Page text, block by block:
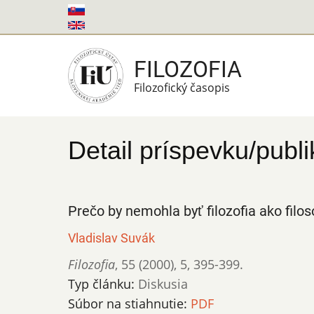
na
FILOZOFIA
Filozofický časopis
Detail príspevku/
Prečo by nemohla byť filozofia ako
Vladislav Suvák
Filozofia, 55 (2000), 5, 395-399.
Typ článku: Diskusia
Súbor na stiahnutie: PDF